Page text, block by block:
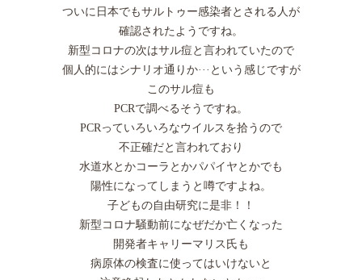
ついに日本でもサルトゥー感染者とされる人が
確認されたようですね。
新型コロナの次はサル痘と言われていたので
個人的にはシナリオ通りか···という感じですが
このサル痘も
PCRで調べるそうですね。
PCRっていろいろなウイルスを拾うので
不正確だと言われており
水道水とかコーラとかパパイヤとかでも
陽性になってしまうと噂ですよね。
子どもの自由研究に是非！！
新型コロナ騒動前になぜだか亡くなった
開発者キャリーマリス氏も
病原体の検査に使ってはいけないと